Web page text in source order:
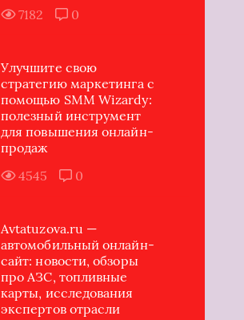
7182
0
Улучшите свою
стратегию маркетинга с
помощью SMM Wizardy:
полезный инструмент
для повышения онлайн-
продаж
4545
0
Avtatuzova.ru —
автомобильный онлайн-
сайт: новости, обзоры
про АЗС, топливные
карты, исследования
экспертов отрасли